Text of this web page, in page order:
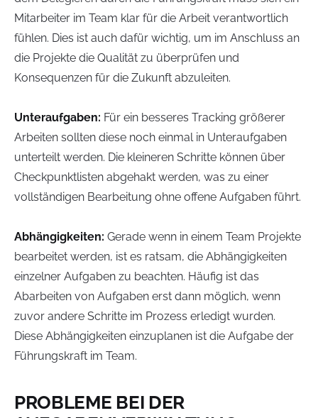
Mitarbeiter im Team klar für die Arbeit verantwortlich
fühlen. Dies ist auch dafür wichtig, um im Anschluss an
die Projekte die Qualität zu überprüfen und
Konsequenzen für die Zukunft abzuleiten.
Unteraufgaben: Für ein besseres Tracking größerer
Arbeiten sollten diese noch einmal in Unteraufgaben
unterteilt werden. Die kleineren Schritte können über
Checkpunktlisten abgehakt werden, was zu einer
vollständigen Bearbeitung ohne offene Aufgaben führt.
Abhängigkeiten: Gerade wenn in einem Team Projekte
bearbeitet werden, ist es ratsam, die Abhängigkeiten
einzelner Aufgaben zu beachten. Häufig ist das
Abarbeiten von Aufgaben erst dann möglich, wenn
zuvor andere Schritte im Prozess erledigt wurden.
Diese Abhängigkeiten einzuplanen ist die Aufgabe der
Führungskraft im Team.
PROBLEME BEI DER